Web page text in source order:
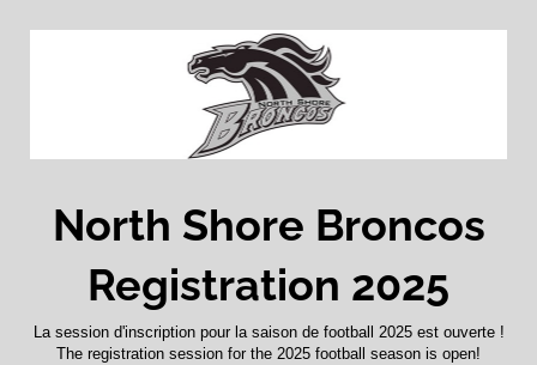
North Shore Broncos
Registration 2025
La session d'inscription pour la saison de football 2025 est ouverte !
The registration session for the 2025 football season is open!